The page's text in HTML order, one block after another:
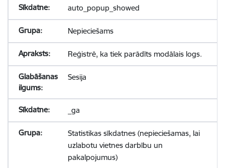
auto_popup_showed
Nepieciešams
Reģistrē, ka tiek parādīts modālais logs.
Sesija
_ga
Statistikas sīkdatnes (nepieciešamas, lai
uzlabotu vietnes darbību un
pakalpojumus)